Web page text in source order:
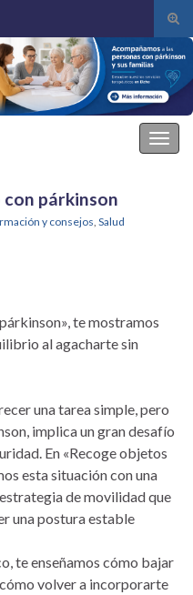
de
párkinson
y consejos, Salud
te mostramos
al agacharte sin
una tarea simple, pero
implica un gran desafío
En «Recoge objetos
esta situación con una
de movilidad que
una postura estable
te enseñamos cómo bajar
volver a incorporarte